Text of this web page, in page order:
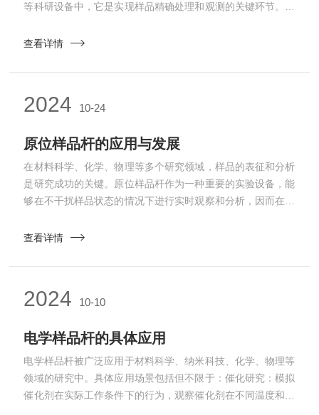
等科研设备中，它是实现样品精确处理和观测的关键环节。其
空环境中，为了避免样品受到外界污染和干扰，真空转移样品
放置微小的样品。它通常由高强度的材料制成，以确保在真空
统，能够实现对样品的精确操作和定位。在材料科学研...
查看详情
2024 10-24
原位样品杆的应用与发展
在材料科学、化学、物理等多个研究领域，样品的表征和分析
是研究成功的关键。原位样品杆作为一种重要的实验设备，能
够在不干扰样品状态的情况下进行实时观察和分析，因而在现
杆的工作原理、主要应用以及未来发展趋势。原位样品杆通常
空或惰性气氛中工作。其基本工作原理是通过将样品固定在样
衍射仪等）内。在测试过程中，样品杆可以在不同的条...
查看详情
2024 10-10
电学样品杆的具体应用
电学样品杆被广泛应用于材料科学、纳米科技、化学、物理等
领域的研究中。具体应用场景包括但不限于：催化研究：模拟
催化剂在实际工作条件下的行为，观察催化剂在不同温度和气